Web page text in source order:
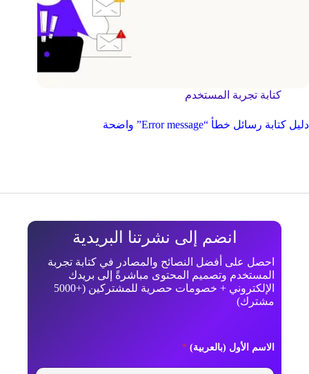
كتابة تجربة المستخدم
دليل كتابة رسائل خطأ “Error message” واضحة
انضم إلى نشرتنا البريدية
احصل على أفضل النصائح والمصادر في كتابة تجربة
المستخدم وتصميم المحتوى مباشرةً إلى بريدك
الإلكتروني + خصومات حصرية للمشتركين (+5000
مشترك)
الاسم الأول (بالعربية)*
ب
ل